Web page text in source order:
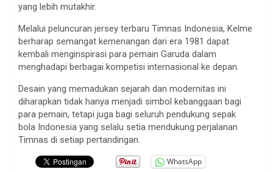
yang lebih mutakhir.
Melalui peluncuran jersey terbaru Timnas Indonesia, Kelme
berharap semangat kemenangan dari era 1981 dapat
kembali menginspirasi para pemain Garuda dalam
menghadapi berbagai kompetisi internasional ke depan.
Desain yang memadukan sejarah dan modernitas ini
diharapkan tidak hanya menjadi simbol kebanggaan bagi
para pemain, tetapi juga bagi seluruh pendukung sepak
bola Indonesia yang selalu setia mendukung perjalanan
Timnas di setiap pertandingan.
WhatsApp